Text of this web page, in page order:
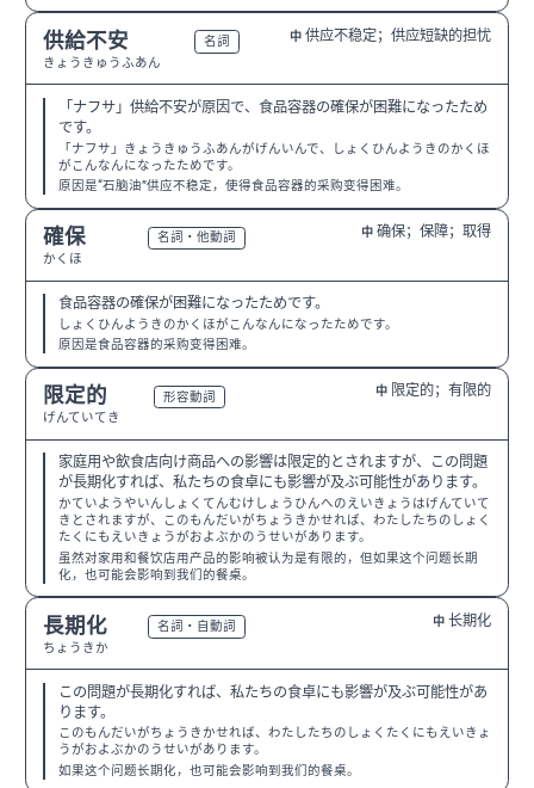
供給不安
きょうきゅうふあん
名詞 中 供应不稳定；供应短缺的担忧
「ナフサ」供給不安が原因で、食品容器の確保が困難になったため
です。
「ナフサ」きょうきゅうふあんがげんいんで、しょくひんようきのかくほ
がこんなんになったためです。
原因是“石脑油”供应不稳定，使得食品容器的采购变得困难。
確保
かくほ
名詞・他動詞 中 确保；保障；取得
食品容器の確保が困難になったためです。
しょくひんようきのかくほがこんなんになったためです。
原因是食品容器的采购变得困难。
限定的
げんていてき
形容動詞 中 限定的；有限的
家庭用や飲食店向け商品への影響は限定的とされますが、この問題
が長期化すれば、私たちの食卓にも影響が及ぶ可能性があります。
かていようやいんしょくてんむけしょうひんへのえいきょうはげんていて
きとされますが、このもんだいがちょうきかせれば、わたしたちのしょく
たくにもえいきょうがおよぶかのうせいがあります。
虽然对家用和餐饮店用产品的影响被认为是有限的，但如果这个问题长期
化，也可能会影响到我们的餐桌。
長期化
ちょうきか
名詞・自動詞 中 长期化
この問題が長期化すれば、私たちの食卓にも影響が及ぶ可能性があ
ります。
このもんだいがちょうきかせれば、わたしたちのしょくたくにもえいきょ
うがおよぶかのうせいがあります。
如果这个问题长期化，也可能会影响到我们的餐桌。